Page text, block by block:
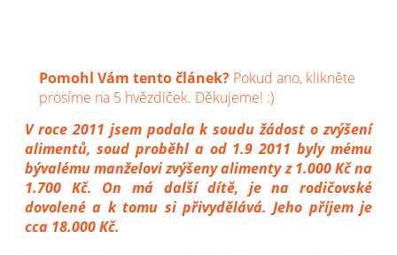
Pomohl Vám tento článek? Pokud ano, klikněte
prosíme na 5 hvězdiček. Děkujeme! :)
V roce 2011 jsem podala k soudu žádost o zvýšení
alimentů, soud proběhl a od 1.9 2011 byly mému
bývalému manželovi zvýšeny alimenty z 1.000 Kč na
1.700 Kč. On má další dítě, je na rodičovské
dovolené a k tomu si přivydělává. Jeho příjem je
cca 18.000 Kč.